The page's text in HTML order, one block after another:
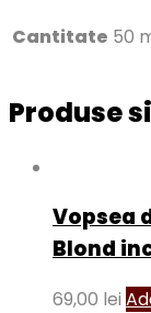
Cantitate 50
Produse
Vopsea
Blond
69,00 lei